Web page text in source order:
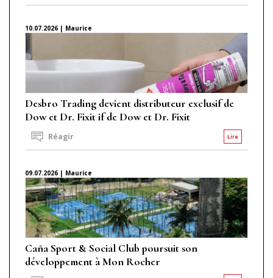
10.07.2026 | Maurice
Desbro Trading devient distributeur exclusif de
Dow et Dr. Fixit if de Dow et Dr. Fixit
Lire
Réagir
09.07.2026 | Maurice
Caña Sport & Social Club poursuit son
développement à Mon Rocher